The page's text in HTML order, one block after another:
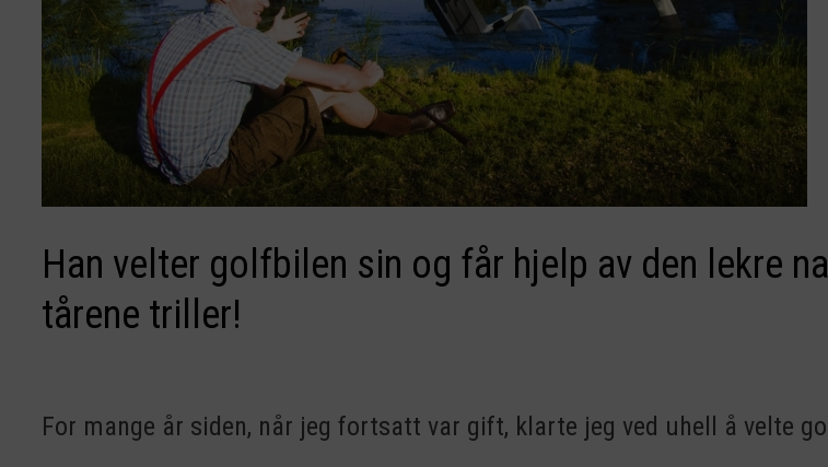
Han velter golfbilen sin og får hjelp av den lekre
tårene triller!
For mange år siden, når jeg fortsatt var gift, klarte jeg ved uhell å velte